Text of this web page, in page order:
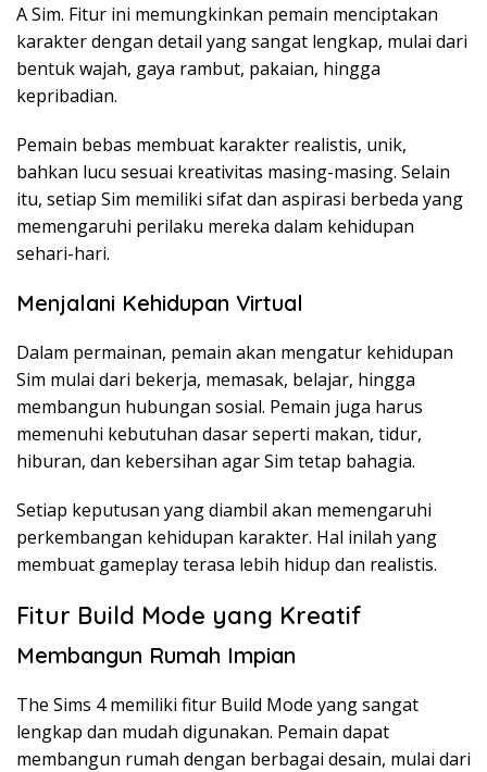
A Sim. Fitur ini memungkinkan pemain menciptakan
karakter dengan detail yang sangat lengkap, mulai dari
bentuk wajah, gaya rambut, pakaian, hingga
kepribadian.
Pemain bebas membuat karakter realistis, unik,
bahkan lucu sesuai kreativitas masing-masing. Selain
itu, setiap Sim memiliki sifat dan aspirasi berbeda yang
memengaruhi perilaku mereka dalam kehidupan
sehari-hari.
Menjalani Kehidupan Virtual
Dalam permainan, pemain akan mengatur kehidupan
Sim mulai dari bekerja, memasak, belajar, hingga
membangun hubungan sosial. Pemain juga harus
memenuhi kebutuhan dasar seperti makan, tidur,
hiburan, dan kebersihan agar Sim tetap bahagia.
Setiap keputusan yang diambil akan memengaruhi
perkembangan kehidupan karakter. Hal inilah yang
membuat gameplay terasa lebih hidup dan realistis.
Fitur Build Mode yang Kreatif
Membangun Rumah Impian
The Sims 4 memiliki fitur Build Mode yang sangat
lengkap dan mudah digunakan. Pemain dapat
membangun rumah dengan berbagai desain, mulai dari